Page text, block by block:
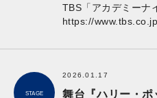
TBS「アカデミーナ
https://
STAGE
2026.01.17
舞台『ハリー・